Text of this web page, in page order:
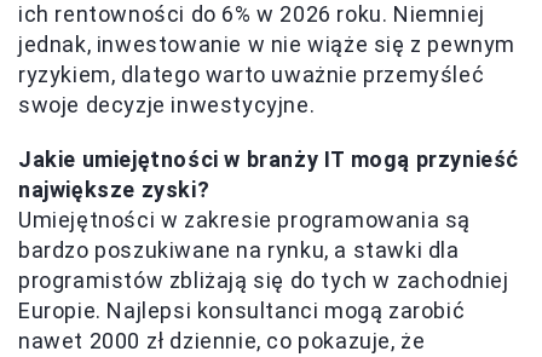
ich rentowności do 6% w 2026 roku. Niemniej
jednak, inwestowanie w nie wiąże się z pewnym
ryzykiem, dlatego warto uważnie przemyśleć
swoje decyzje inwestycyjne.
Jakie umiejętności w branży IT mogą przynieść
największe zyski?
Umiejętności w zakresie programowania są
bardzo poszukiwane na rynku, a stawki dla
programistów zbliżają się do tych w zachodniej
Europie. Najlepsi konsultanci mogą zarobić
nawet 2000 zł dziennie, co pokazuje, że